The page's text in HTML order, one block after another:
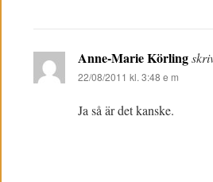
Anne-Marie Körling
22/08/2011 kl. 3:48 e m
Ja så är det kanske.